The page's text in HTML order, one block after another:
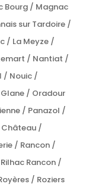
Bourg / Magnac
sur Tardoire /
/ La Meyze /
/ Nantiat /
/ Nouic /
/ Oradour
/ Panazol /
Château /
/ Rancon /
Rancon /
/ Roziers